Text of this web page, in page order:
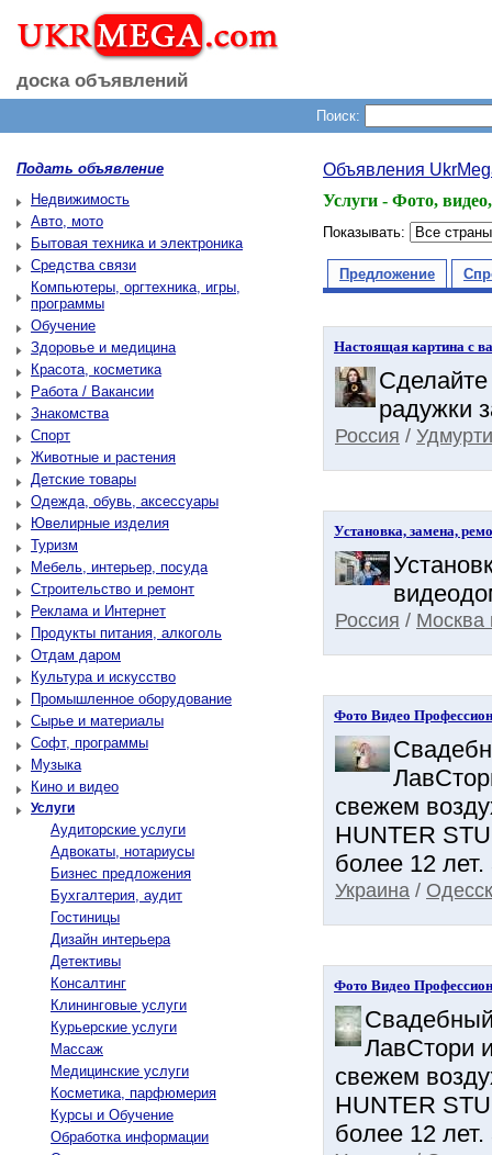
доска объявлений
Поиск:
Подать объявление
Недвижимость
Авто, мото
Бытовая техника и электроника
Средства связи
Компьютеры, оргтехника, игры,
программы
Обучение
Здоровье и медицина
Красота, косметика
Работа / Вакансии
Знакомства
Спорт
Животные и растения
Детские товары
Одежда, обувь, аксессуары
Ювелирные изделия
Туризм
Мебель, интерьер, посуда
Строительство и ремонт
Реклама и Интернет
Продукты питания, алкоголь
Отдам даром
Культура и искусство
Промышленное оборудование
Сырье и материалы
Софт, программы
Музыка
Кино и видео
Услуги
Аудиторские услуги
Адвокаты, нотариусы
Бизнес предложения
Бухгалтерия, аудит
Гостиницы
Дизайн интерьера
Детективы
Консалтинг
Клининговые услуги
Курьерские услуги
Массаж
Медицинские услуги
Косметика, парфюмерия
Курсы и Обучение
Обработка информации
Объявления
Услуги - Фото,
Показывать:
Предложение
Настоящая картина с
радужки
Россия /
Установка, замена,
Россия / Москва
Фото Видео
свежем
HUNTER
более 12
Украина /
Фото Видео
ЛавСтори
свежем
HUNTER
более 12